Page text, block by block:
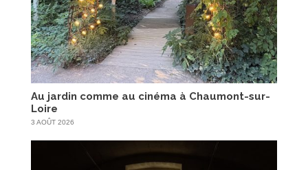
Au jardin comme au cinéma à Chaumont-sur-
Loire
3 AOÛT 2026